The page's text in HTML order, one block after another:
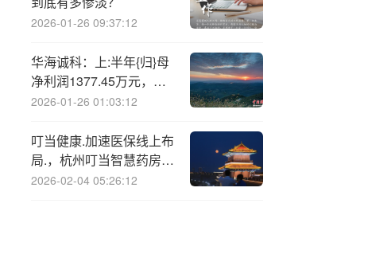
2026-01-26 09:37:12
华海诚科：上:半年{归}母
净利润1377.45万元，同
比下降44.67%
2026-01-26 01:03:12
叮当健康.加速医保线上布
局.，杭州叮当智慧药房落
地医保在线支付
2026-02-04 05:26:12